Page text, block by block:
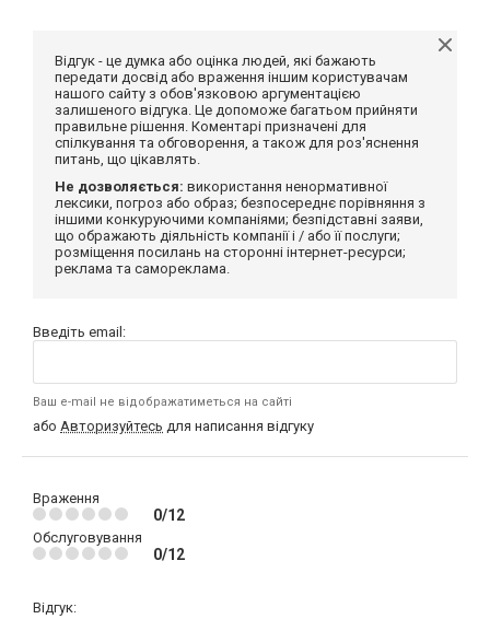
Відгук - це думка або оцінка людей, які бажають
передати досвід або враження іншим користувачам
нашого сайту з обов'язковою аргументацією
залишеного відгука. Це допоможе багатьом прийняти
правильне рішення. Коментарі призначені для
спілкування та обговорення, а також для роз'яснення
питань, що цікавлять.
Не дозволяється: використання ненормативної
лексики, погроз або образ; безпосереднє порівняння з
іншими конкуруючими компаніями; безпідставні заяви,
що ображають діяльність компанії і / або її послуги;
розміщення посилань на сторонні інтернет-ресурси;
реклама та самореклама.
Введіть email:
Ваш e-mail не відображатиметься на сайті
або Авторизуйтесь для написання відгуку
Враження
0/12
Обслуговування
0/12
Відгук: